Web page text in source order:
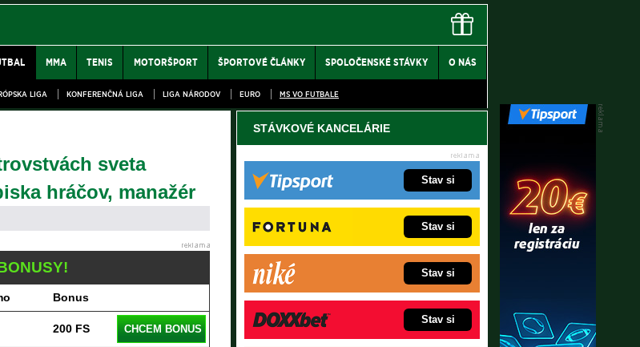
MMA TENIS MOTORŠPORT ŠPORTOVÉ ČLÁNKY SPOLOČENSKÉ STÁVKY O NÁS
LIGA KONFERENČNÁ LIGA LIGA NÁRODOV EURO MS VO FUTBALE
sveta
hráčov, manažér
Bonus
200 FS CHCEM BONUS
STÁVKOVÉ KANCELÁRIE
Stav si
Stav si
Stav si
Stav si